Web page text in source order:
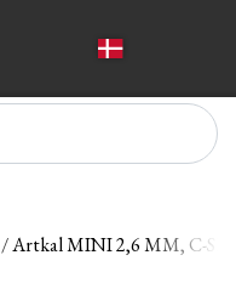
Artkal MINI 2,6 MM, C-